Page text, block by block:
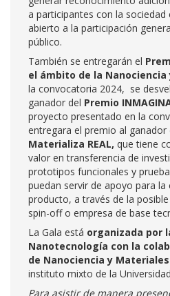
a participantes con la
abierto a la participación
público.
También se entregarán el
el ámbito de la
la convocatoria 2024, se
ganador del Premio
proyecto presentado en la
entregara el premio al ganador
Materializa REAL, que tiene
valor en transferencia de
prototipos funcionales y
puedan servir de apoyo para
producto, a través de la
spin-off o empresa de base
La Gala está organizada por
Nanotecnología con la
de Nanociencia y
instituto mixto de la
Para asistir de manera